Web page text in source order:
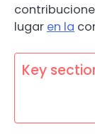
lugar en la
Key